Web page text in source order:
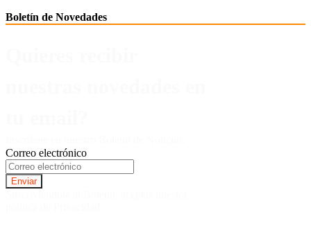
Boletín de Novedades
Correo electrónico